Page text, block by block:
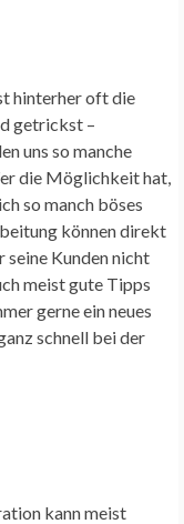
hinterher oft die
getrickst –
uns so manche
die Möglichkeit hat,
so manch böses
können direkt
seine Kunden nicht
meist gute Tipps
gerne ein neues
schnell bei der
kann meist